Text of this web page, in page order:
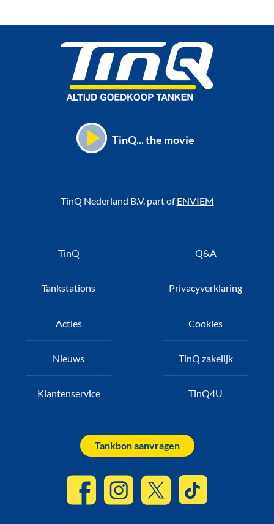
TinQ... the movie
TinQ Nederland B.V. part ofENVIEM
TinQ
Tankstations
Acties
Nieuws
Klantenservice
Q&A
Privacyverklaring
Cookies
TinQ zakelijk
TinQ4U
Tankbon aanvragen